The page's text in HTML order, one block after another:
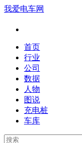
我爱电车网
首页
行业
公司
数据
人物
图说
充电桩
车库